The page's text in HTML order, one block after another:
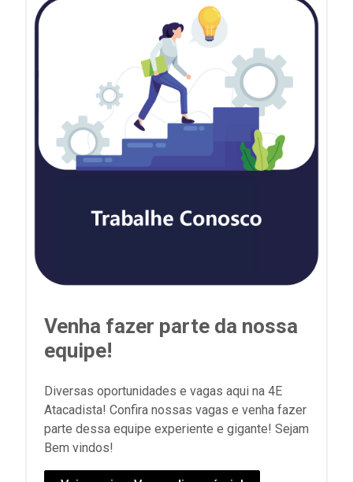
Venha fazer parte da nossa
equipe!
Diversas oportunidades e vagas aqui na 4E
Atacadista! Confira nossas vagas e venha fazer
parte dessa equipe experiente e gigante! Sejam
Bem vindos!